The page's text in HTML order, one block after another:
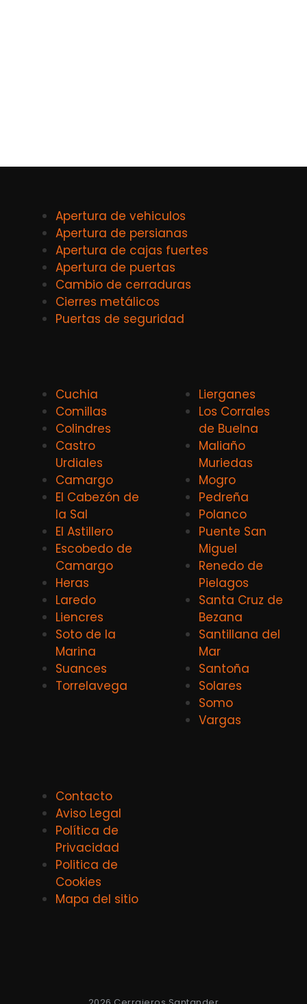
Apertura de vehiculos
Apertura de persianas
Apertura de cajas fuertes
Apertura de puertas
Cambio de cerraduras
Cierres metálicos
Puertas de seguridad
Cuchia
Comillas
Colindres
Castro
Urdiales
Camargo
El Cabezón de
la Sal
El Astillero
Escobedo de
Camargo
Heras
Laredo
Liencres
Soto de la
Marina
Suances
Torrelavega
Lierganes
Los Corrales
de Buelna
Maliaño
Muriedas
Mogro
Pedreña
Polanco
Puente San
Miguel
Renedo de
Pielagos
Santa Cruz de
Bezana
Santillana del
Mar
Santoña
Solares
Somo
Vargas
Contacto
Aviso Legal
Política de
Privacidad
Politica de
Cookies
Mapa del sitio